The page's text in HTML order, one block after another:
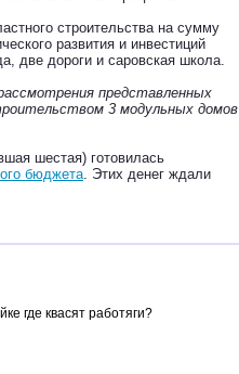
строительства на сумму
развития и инвестиций
две дороги и саровская школа.
представленных
3 модульных домов
шестая) готовилась
бюджета . Этих денег ждали
где квасят работяги?